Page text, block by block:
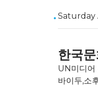
Saturday
한국
UN미디어
바이두,소